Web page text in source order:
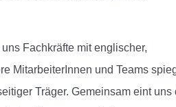
Fachkräfte mit englischer,
MitarbeiterInnen und Teams
Träger. Gemeinsam eint uns